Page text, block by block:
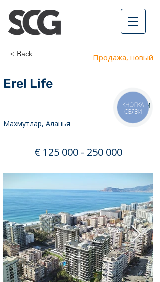
< Back Продажа, новый
Erel Life
200 м
Махмутлар, Аланья
€ 125 000 - 250 000
КНОПКА
СВЯЗИ